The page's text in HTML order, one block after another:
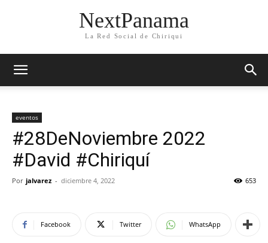
NextPanama
La Red Social de Chiriqui
eventos
#28DeNoviembre 2022
#David #Chiriquí
Por jalvarez - diciembre 4, 2022 653
Facebook Twitter WhatsApp